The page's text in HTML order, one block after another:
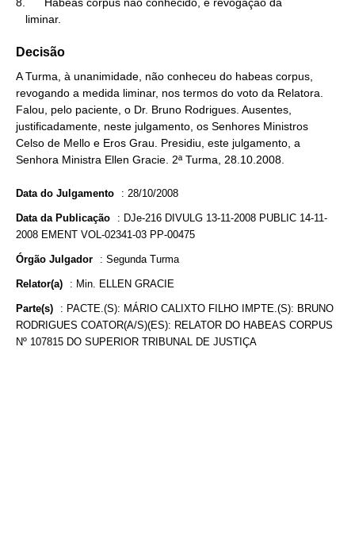
8.      Habeas corpus não conhecido, e revogação da
   liminar.
Decisão
A Turma, à unanimidade, não conheceu do habeas corpus,
revogando a medida liminar, nos termos do voto da Relatora.
Falou, pelo paciente, o Dr. Bruno Rodrigues. Ausentes,
justificadamente, neste julgamento, os Senhores Ministros
Celso de Mello e Eros Grau. Presidiu, este julgamento, a
Senhora Ministra Ellen Gracie. 2ª Turma, 28.10.2008.
Data do Julgamento : 28/10/2008
Data da Publicação : DJe-216 DIVULG 13-11-2008 PUBLIC 14-11-
2008 EMENT VOL-02341-03 PP-00475
Órgão Julgador : Segunda Turma
Relator(a) : Min. ELLEN GRACIE
Parte(s) : PACTE.(S): MÁRIO CALIXTO FILHO IMPTE.(S): BRUNO
RODRIGUES COATOR(A/S)(ES): RELATOR DO HABEAS CORPUS
Nº 107815 DO SUPERIOR TRIBUNAL DE JUSTIÇA